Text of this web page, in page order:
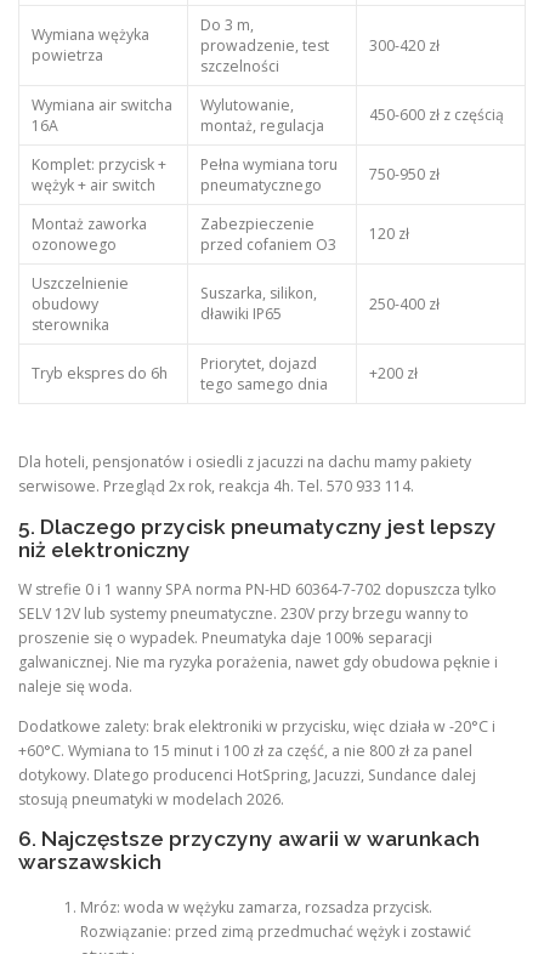
Wymiana wężyka
powietrza
Do 3 m,
prowadzenie, test
szczelności
300-420 zł
Wymiana air switcha
16A
Wylutowanie,
montaż, regulacja
450-600 zł z częścią
Komplet: przycisk +
wężyk + air switch
Pełna wymiana toru
pneumatycznego
750-950 zł
Montaż zaworka
ozonowego
Zabezpieczenie
przed cofaniem O3
120 zł
Uszczelnienie
obudowy
sterownika
Suszarka, silikon,
dławiki IP65
250-400 zł
Tryb ekspres do 6h
Priorytet, dojazd
tego samego dnia
+200 zł
Dla hoteli, pensjonatów i osiedli z jacuzzi na dachu mamy pakiety
serwisowe. Przegląd 2x rok, reakcja 4h. Tel. 570 933 114.
5. Dlaczego przycisk pneumatyczny jest lepszy
niż elektroniczny
W strefie 0 i 1 wanny SPA norma PN-HD 60364-7-702 dopuszcza tylko
SELV 12V lub systemy pneumatyczne. 230V przy brzegu wanny to
proszenie się o wypadek. Pneumatyka daje 100% separacji
galwanicznej. Nie ma ryzyka porażenia, nawet gdy obudowa pęknie i
naleje się woda.
Dodatkowe zalety: brak elektroniki w przycisku, więc działa w -20°C i
+60°C. Wymiana to 15 minut i 100 zł za część, a nie 800 zł za panel
dotykowy. Dlatego producenci HotSpring, Jacuzzi, Sundance dalej
stosują pneumatyki w modelach 2026.
6. Najczęstsze przyczyny awarii w warunkach
warszawskich
Mróz: woda w wężyku zamarza, rozsadza przycisk.
Rozwiązanie: przed zimą przedmuchać wężyk i zostawić